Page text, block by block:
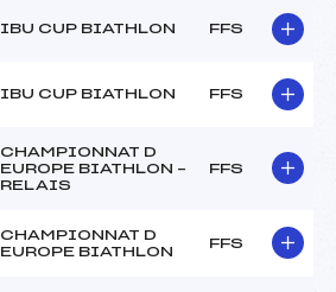
IBU CUP BIATHLON FFS
IBU CUP BIATHLON FFS
CHAMPIONNAT D
EUROPE BIATHLON –
RELAIS
FFS
CHAMPIONNAT D
EUROPE BIATHLON
FFS